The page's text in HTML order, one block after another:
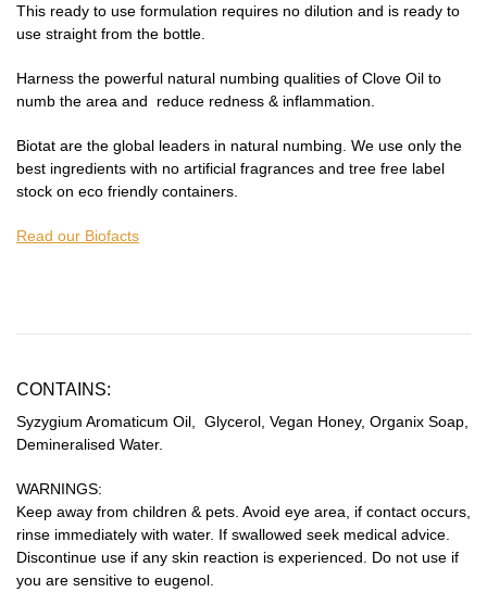
This ready to use formulation requires no dilution and is ready to
use straight from the bottle.
Harness the powerful natural numbing qualities of Clove Oil to
numb the area and reduce redness & inflammation.
Biotat are the global leaders in natural numbing. We use only the
best ingredients with no artificial fragrances and tree free label
stock on eco friendly containers.
Read our Biofacts
CONTAINS:
Syzygium Aromaticum Oil, Glycerol, Vegan Honey, Organix Soap,
Demineralised Water.
WARNINGS:
Keep away from children & pets. Avoid eye area, if contact occurs,
rinse immediately with water. If swallowed seek medical advice.
Discontinue use if any skin reaction is experienced. Do not use if
you are sensitive to eugenol.